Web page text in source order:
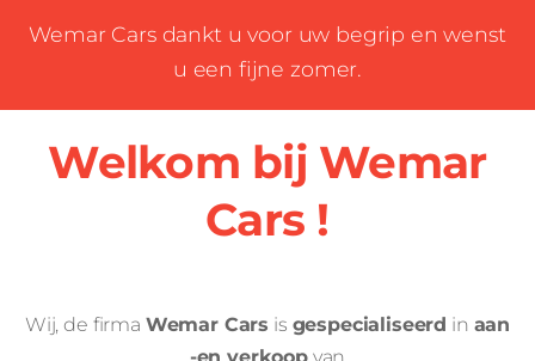
Wemar Cars dankt u voor uw begrip en wenst
u een fijne zomer.
Welkom bij Wemar
Cars !
Wij, de firma Wemar Cars is gespecialiseerd in aan
-en verkoopvan